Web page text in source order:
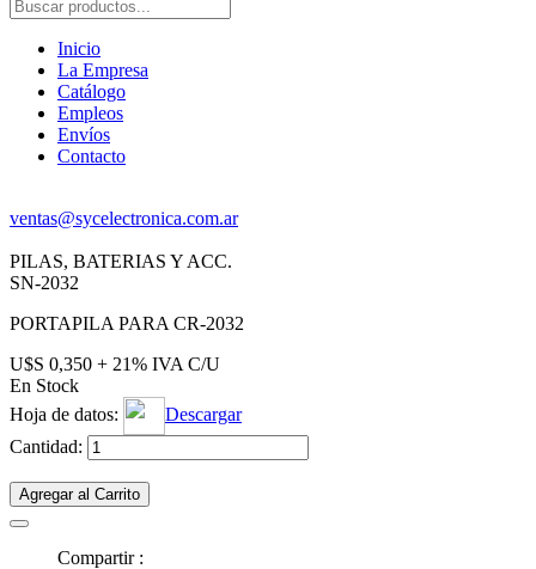
Inicio
La Empresa
Catálogo
Empleos
Envíos
Contacto
ventas@sycelectronica.com.ar
PILAS, BATERIAS Y ACC.
SN-2032
PORTAPILA PARA CR-2032
U$S 0,350 + 21% IVA C/U
En Stock
Hoja de datos:
Descargar
Cantidad:
Agregar al Carrito
Compartir :